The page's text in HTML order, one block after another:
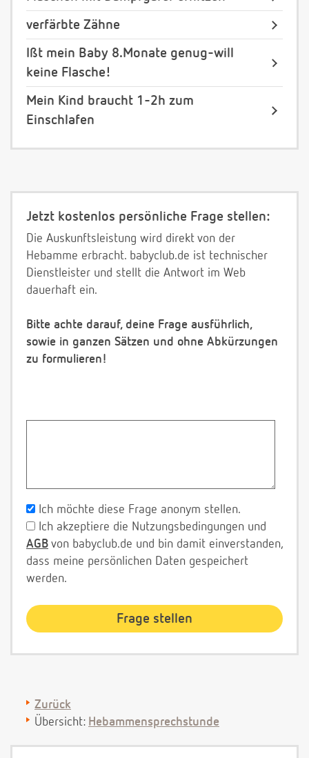
verfärbte Zähne
Ißt mein Baby 8.Monate genug-will
keine Flasche!
Mein Kind braucht 1-2h zum
Einschlafen
Jetzt kostenlos persönliche Frage stellen:
Die Auskunftsleistung wird direkt von der
Hebamme erbracht. babyclub.de ist technischer
Dienstleister und stellt die Antwort im Web
dauerhaft ein.
Bitte achte darauf, deine Frage ausführlich,
sowie in ganzen Sätzen und ohne Abkürzungen
zu formulieren!
Ich möchte diese Frage anonym stellen.
Ich akzeptiere die Nutzungsbedingungen und
AGB von babyclub.de und bin damit einverstanden,
dass meine persönlichen Daten gespeichert
werden.
Zurück
Übersicht: Hebammensprechstunde